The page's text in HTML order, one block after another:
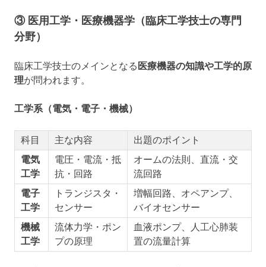
③ 医用工学・医療機器学（臨床工学技士の専門
分野）
臨床工学技士のメインとなる 医療機器の知識や工学的原
理が問われます。
工学系（電気・電子・機械）
科目 主な内容
出題のポイント
電気
工学
電圧・電流・抵
抗・回路
オームの法則、直流・交
流回路
電子
工学
トランジスタ・
センサー
増幅回路、オペアンプ、
バイオセンサー
機械
工学
流体力学・ポン
プの原理
血液ポンプ、人工心肺装
置の流量計算